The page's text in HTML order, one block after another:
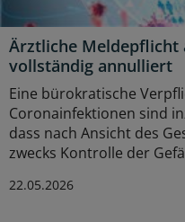
Ärztliche Meldepflicht
vollständig annulliert
Eine bürokratische
Coronainfektionen sind
dass nach Ansicht des
zwecks Kontrolle der
22.05.2026